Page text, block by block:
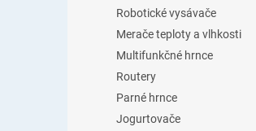
Robotické vysávače
Merače teploty a vlhkosti
Multifunkčné hrnce
Routery
Parné hrnce
Jogurtovače